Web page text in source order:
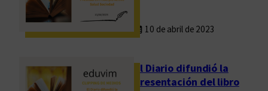
10 de abril de 2023
El Diario difundió la
presentación del libro